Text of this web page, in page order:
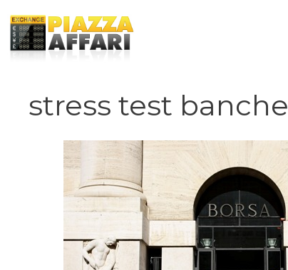
contenuto
stress test banche